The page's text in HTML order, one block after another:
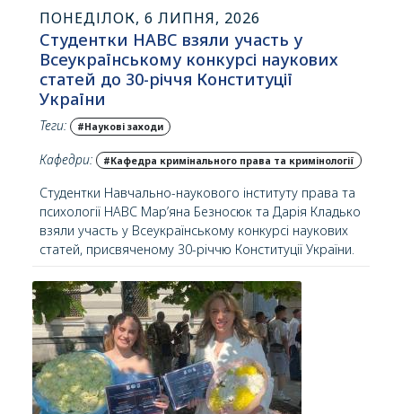
ПОНЕДІЛОК, 6 ЛИПНЯ, 2026
Студентки НАВС взяли участь у
Всеукраїнському конкурсі наукових
статей до 30-річчя Конституції
України
Теги: #Наукові заходи
Кафедри: #Кафедра кримінального права та кримінології
Студентки Навчально-наукового інституту права та
психології НАВС Мар’яна Безносюк та Дарія Кладько
взяли участь у Всеукраїнському конкурсі наукових
статей, присвяченому 30-річчю Конституції України.